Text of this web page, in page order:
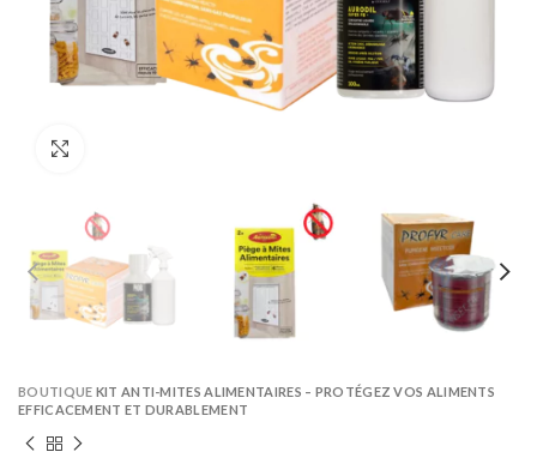
BOUTIQUE KIT ANTI-MITES ALIMENTAIRES – PROTÉGEZ VOS ALIMENTS
EFFICACEMENT ET DURABLEMENT